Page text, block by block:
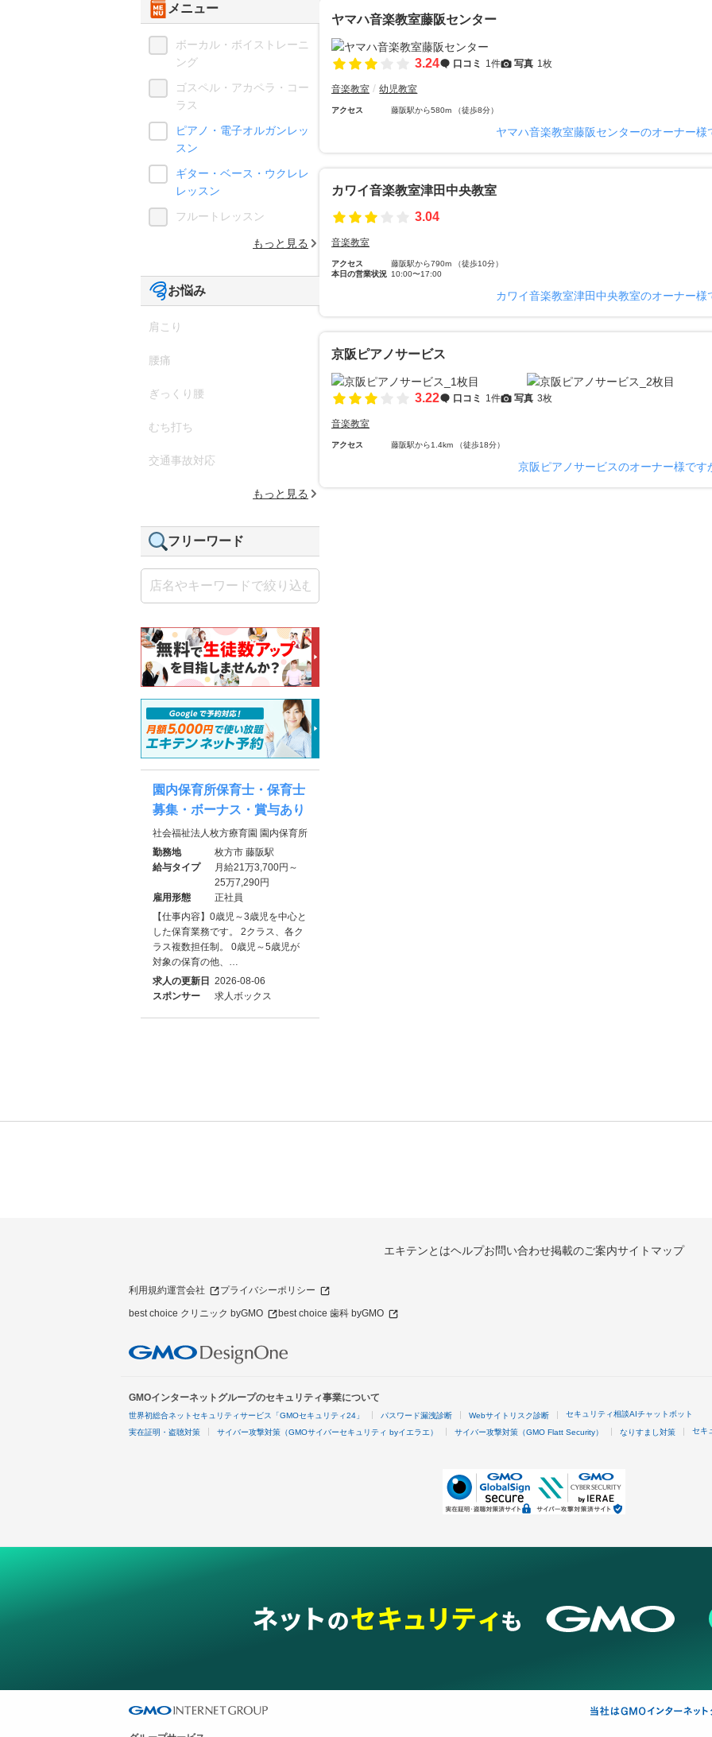
ヤマハ音楽教室藤阪センター
3.24 口コミ 1件 写真 1枚
音楽教室 幼児教室
アクセス 藤阪駅から580m （徒歩8分）
ヤマハ音楽教室藤阪センターのオーナー様
カワイ音楽教室津田中央教室
3.04
音楽教室
アクセス
藤阪駅から790m （徒歩10分）
本日の営業状況 10:00〜17:00
カワイ音楽教室津田中央教室のオーナー様
京阪ピアノサービス
3.22 口コミ 1件 写真 3枚
音楽教室
アクセス 藤阪駅から1.4km （徒歩18分）
京阪ピアノサービスのオーナー様です
メニュー
ボーカル・ボイストレーニ
ング
ゴスペル・アカペラ・コー
ラス
ピアノ・電子オルガンレッ
スン
ギター・ベース・ウクレレ
レッスン
フルートレッスン
もっと見る
お悩み
肩こり
腰痛
ぎっくり腰
むち打ち
交通事故対応
もっと見る
フリーワード
園内保育所保育士・保育士
募集・ボーナス・賞与あり
社会福祉法人枚方療育園 園内保育所
勤務地
枚方市 藤阪駅
給与タイプ
月給21万3,700円～
25万7,290円
雇用形態
正社員
【仕事内容】0歳児～3歳児を中心と
した保育業務です。 2クラス、各ク
ラス複数担任制。 0歳児～5歳児が
対象の保育の他、…
求人の更新日 2026-08-06
スポンサー
求人ボックス
エキテンとはヘルプお問い合わせ掲載のご案内サイトマップ
利用規約運営会社 プライバシーポリシー
best choice クリニック byGMO best choice 歯科 byGMO
GMOインターネットグループのセキュリティ事業について
世界初総合ネットセキュリティサービス「GMOセキュリティ24」 パスワード漏洩診断 Webサイトリスク診断 セキュリティ相談AIチャットボット
実在証明・盗聴対策 サイバー攻撃対策（GMOサイバーセキュリティ byイエラエ） サイバー攻撃対策（GMO Flatt Security） なりすまし対策 セキ